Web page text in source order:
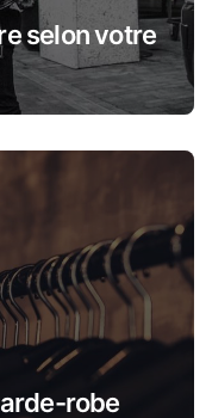
selon votre
robe